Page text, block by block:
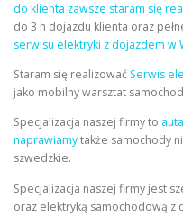
do klienta zawsze staram się
do 3 h dojazdu klienta oraz
serwisu elektryki z dojazdem w
Staram się realizować Serwis
jako mobilny warsztat
Specjalizacja naszej firmy to
naprawiamytakże samochody
szwedzkie.
Specjalizacja naszej firmy jest
oraz elektryką samochodową z